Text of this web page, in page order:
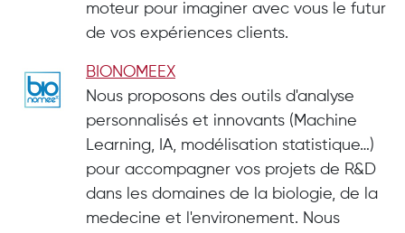
moteur pour imaginer avec vous le futur
de vos expériences clients.
BIONOMEEX
Nous proposons des outils d'analyse
personnalisés et innovants (Machine
Learning, IA, modélisation statistique…)
pour accompagner vos projets de R&D
dans les domaines de la biologie, de la
medecine et l'environement. Nous